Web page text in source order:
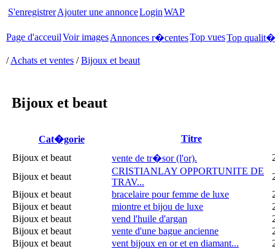
S'enregistrerAjouter une annonceLoginWAP
Page d'acceuilVoir imagesAnnonces r�centesTop vuesTop qualit�
/Achats et ventes /Bijoux et beaut
Bijoux et beaut
Cat�gorie
Titre
Bijoux et beaut
vente de tr�sor (l'or).
Bijoux et beaut
CRISTIANLAY OPPORTUNITE DE
TRAV...
Bijoux et beaut
bracelaire pour femme de luxe
Bijoux et beaut
miontre et bijou de luxe
Bijoux et beaut
vend l'huile d'argan
Bijoux et beaut
vente d'une bague ancienne
Bijoux et beaut
vent bijoux en or et en diamant...